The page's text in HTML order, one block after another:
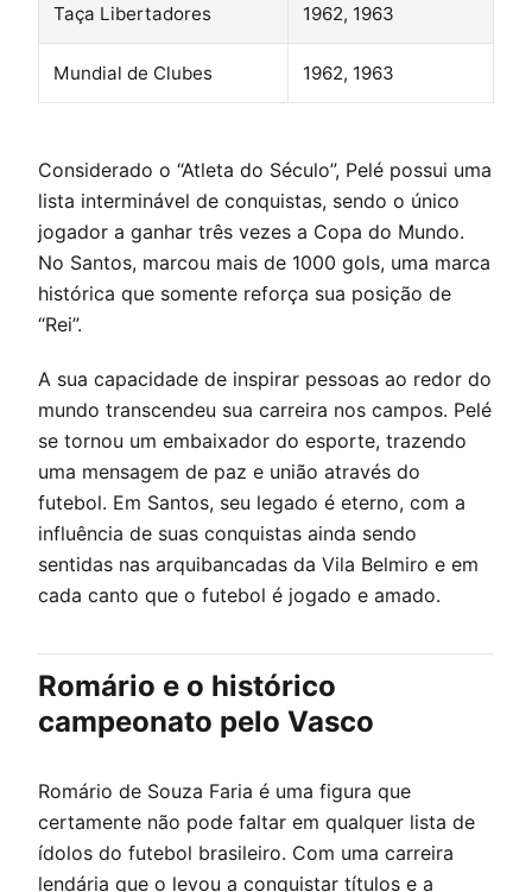
Taça Libertadores 1962, 1963
Mundial de Clubes 1962, 1963
Considerado o “Atleta do Século”, Pelé possui uma
lista interminável de conquistas, sendo o único
jogador a ganhar três vezes a Copa do Mundo.
No Santos, marcou mais de 1000 gols, uma marca
histórica que somente reforça sua posição de
“Rei”.
A sua capacidade de inspirar pessoas ao redor do
mundo transcendeu sua carreira nos campos. Pelé
se tornou um embaixador do esporte, trazendo
uma mensagem de paz e união através do
futebol. Em Santos, seu legado é eterno, com a
influência de suas conquistas ainda sendo
sentidas nas arquibancadas da Vila Belmiro e em
cada canto que o futebol é jogado e amado.
Romário e o histórico
campeonato pelo Vasco
Romário de Souza Faria é uma figura que
certamente não pode faltar em qualquer lista de
ídolos do futebol brasileiro. Com uma carreira
lendária que o levou a conquistar títulos e a